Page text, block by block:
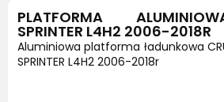
PLATFORMA
SPRINTER L4H2 2006-2018R
Aluminiowa platforma ładunkowa
SPRINTER L4H2 2006-2018r